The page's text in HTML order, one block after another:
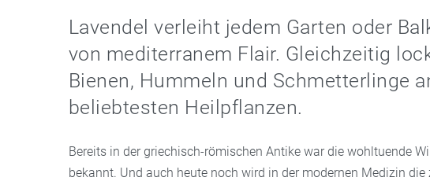
Lavendel verleiht jedem Garten oder
von mediterranem Flair. Gleichzeitig
Bienen, Hummeln und Schmetterlinge
beliebtesten Heilpflanzen.
Bereits in der griechisch-römischen Antike war die wohltuende
bekannt. Und auch heute noch wird in der modernen Medizin